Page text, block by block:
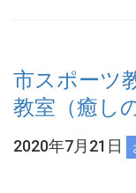
市スポーツ
教室（癒し
2020年7月21日